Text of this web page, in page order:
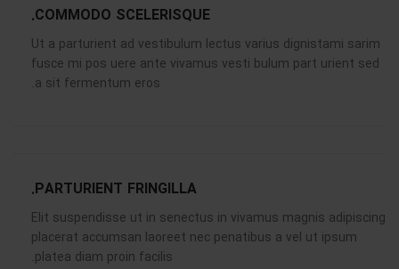
COMMODO SCELERISQUE.
Ut a parturient ad vestibulum lectus varius dignistami sarim
fusce mi pos uere ante vivamus vesti bulum part urient sed
a sit fermentum eros.
PARTURIENT FRINGILLA.
Elit suspendisse ut in senectus in vivamus magnis adipiscing
placerat accumsan laoreet nec penatibus a vel ut ipsum
platea diam proin facilis.